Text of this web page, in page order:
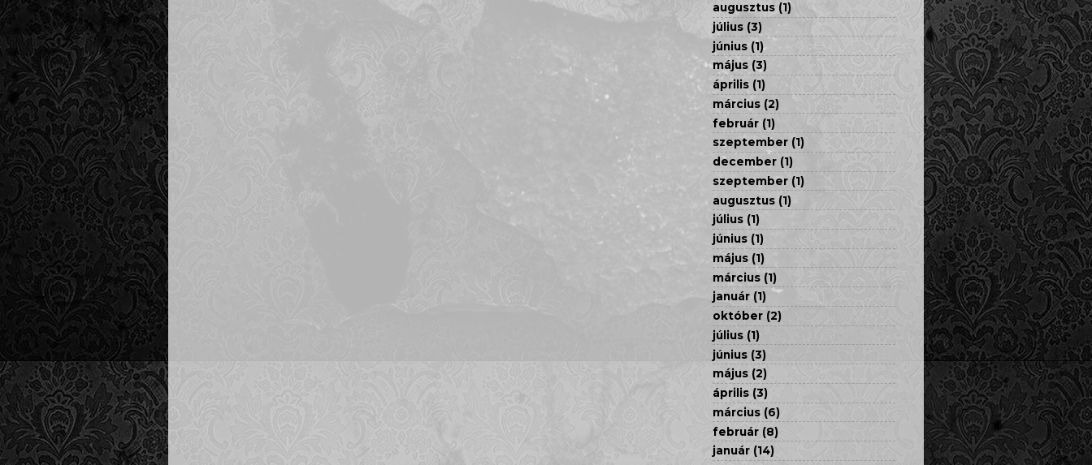
augusztus (1)
július (3)
június (1)
május (3)
április (1)
március (2)
február (1)
szeptember (1)
december (1)
szeptember (1)
augusztus (1)
július (1)
június (1)
május (1)
március (1)
január (1)
október (2)
július (1)
június (3)
május (2)
április (3)
március (6)
február (8)
január (14)